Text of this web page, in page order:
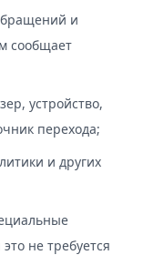
и
сообщает
устройство,
перехода;
и других
не требуется